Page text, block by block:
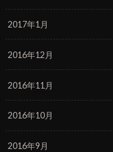
2017年1月
2016年12月
2016年11月
2016年10月
2016年9月